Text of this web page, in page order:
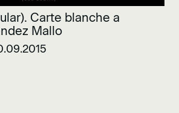
Carte blanche a
Mallo